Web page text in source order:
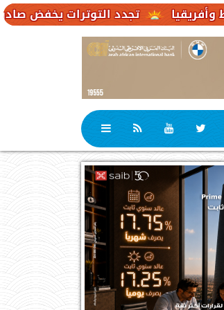
تجدد التوترات يخفض صادرات النفط الإماراتية إلى 3.4
رياضة